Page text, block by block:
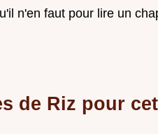
n'en faut pour lire un
de Riz pour